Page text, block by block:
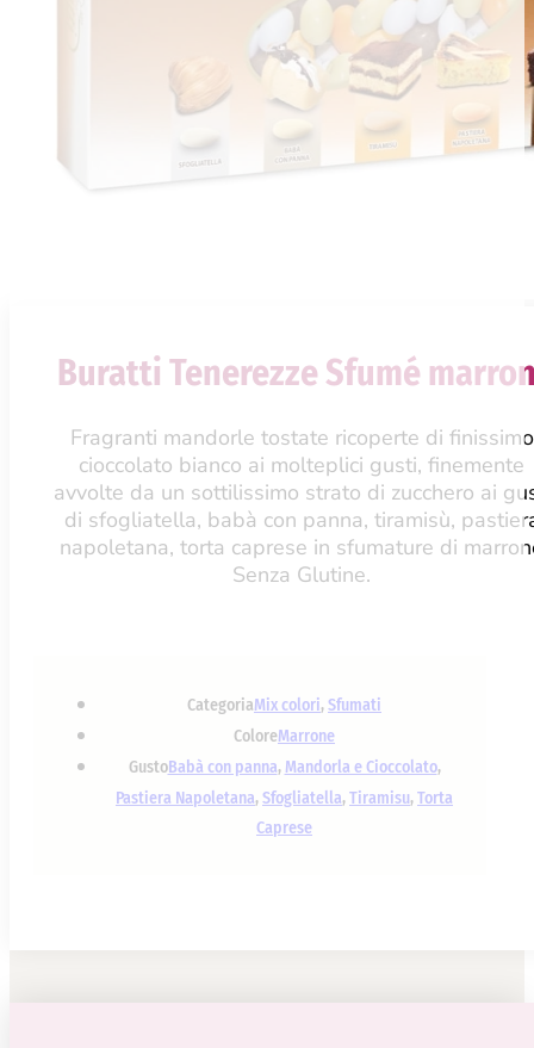
Buratti Tenerezze Sfumé
Fragranti mandorle tostate ricoperte di finissimo
cioccolato bianco ai molteplici gusti, finemente
avvolte da un sottilissimo strato di zucchero ai
di sfogliatella, babà con panna, tiramisù,
napoletana, torta caprese in sfumature di
Senza Glutine.
CategoriaMix colori,Sfumati
ColoreMarrone
GustoBabà con panna, Mandorla e Cioccolato,
Pastiera Napoletana,Sfogliatella,Tiramisu,Torta
Caprese